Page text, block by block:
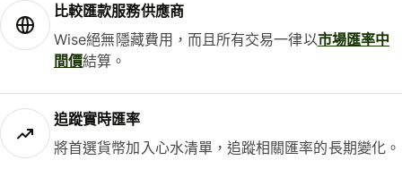
比較匯款服務供應商
Wise絕無隱藏費用，而且所有交易一律以市場匯率中
間價結算。
追蹤實時匯率
將首選貨幣加入心水清單，追蹤相關匯率的長期變化。